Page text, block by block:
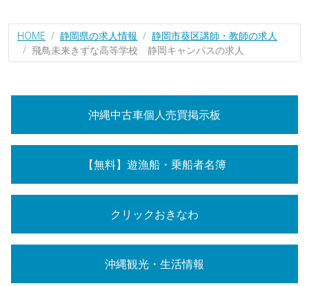
HOME 静岡県の求人情報
静岡市葵区講師・教師の求人
飛鳥未来きずな高等学校 静岡キャンパスの求人
沖縄中古車個人売買掲示板
【無料】遊漁船・乗船者名簿
クリックおきなわ
沖縄観光・生活情報